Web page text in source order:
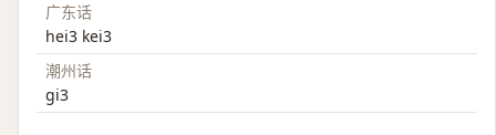
广东话
hei3 kei3
潮州话
gi3